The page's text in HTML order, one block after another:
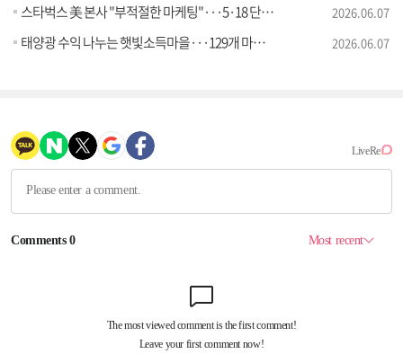
스타벅스 美 본사 "부적절한 마케팅"···5·18 단체에 사과 2026.06.07
태양광 수익 나누는 햇빛소득마을···129개 마을 신청 2026.06.07